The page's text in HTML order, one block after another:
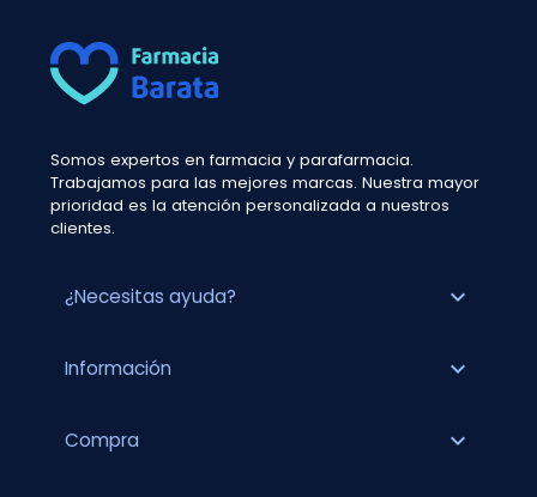
Somos expertos en farmacia y parafarmacia.
Trabajamos para las mejores marcas. Nuestra mayor
prioridad es la atención personalizada a nuestros
clientes.
¿Necesitas ayuda? expand_more
Información expand_more
Compra expand_more